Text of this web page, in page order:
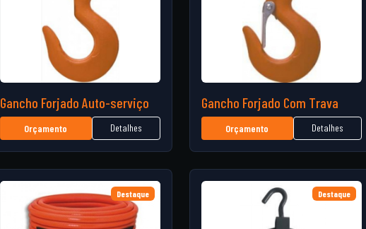
Gancho Forjado Auto-serviço
Orçamento Detalhes
Gancho Forjado Com Trava
Orçamento Detalhes
Destaque Destaque